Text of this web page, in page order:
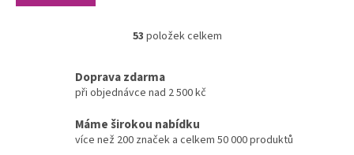
O
á
a
c
í
53 položek celkem
Doprava zdarma
při objednávce nad 2 500 kč
Máme širokou nabídku
více než 200 značek a celkem 50 000 produktů